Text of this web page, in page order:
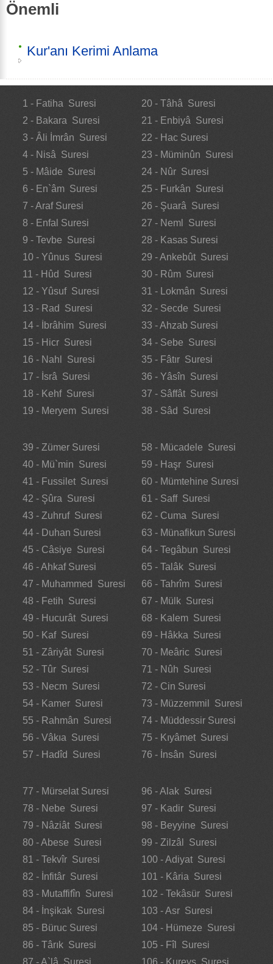
Önemli
Kur'anı Kerimi Anlama
1 - Fatiha Suresi
2 - Bakara Suresi
3 - Âli İmrân Suresi
4 - Nisâ Suresi
5 - Mâide Suresi
6 - En`âm Suresi
7 - Araf Suresi
8 - Enfal Suresi
9 - Tevbe Suresi
10 - Yûnus Suresi
11 - Hûd Suresi
12 - Yûsuf Suresi
13 - Rad Suresi
14 - İbrâhim Suresi
15 - Hicr Suresi
16 - Nahl Suresi
17 - İsrâ Suresi
18 - Kehf Suresi
19 - Meryem Suresi
20 - Tâhâ Suresi
21 - Enbiyâ Suresi
22 - Hac Suresi
23 - Müminûn Suresi
24 - Nûr Suresi
25 - Furkân Suresi
26 - Şuarâ Suresi
27 - Neml Suresi
28 - Kasas Suresi
29 - Ankebût Suresi
30 - Rûm Suresi
31 - Lokmân Suresi
32 - Secde Suresi
33 - Ahzab Suresi
34 - Sebe Suresi
35 - Fâtır Suresi
36 - Yâsîn Suresi
37 - Sâffât Suresi
38 - Sâd Suresi
39 - Zümer Suresi
40 - Mü`min Suresi
41 - Fussilet Suresi
42 - Şûra Suresi
43 - Zuhruf Suresi
44 - Duhan Suresi
45 - Câsiye Suresi
46 - Ahkaf Suresi
47 - Muhammed Suresi
48 - Fetih Suresi
49 - Hucurât Suresi
50 - Kaf Suresi
51 - Zâriyât Suresi
52 - Tûr Suresi
53 - Necm Suresi
54 - Kamer Suresi
55 - Rahmân Suresi
56 - Vâkıa Suresi
57 - Hadîd Suresi
58 - Mücadele Suresi
59 - Haşr Suresi
60 - Mümtehine Suresi
61 - Saff Suresi
62 - Cuma Suresi
63 - Münafikun Suresi
64 - Tegâbun Suresi
65 - Talâk Suresi
66 - Tahrîm Suresi
67 - Mülk Suresi
68 - Kalem Suresi
69 - Hâkka Suresi
70 - Meâric Suresi
71 - Nûh Suresi
72 - Cin Suresi
73 - Müzzemmil Suresi
74 - Müddessir Suresi
75 - Kıyâmet Suresi
76 - İnsân Suresi
77 - Mürselat Suresi
78 - Nebe Suresi
79 - Nâziât Suresi
80 - Abese Suresi
81 - Tekvîr Suresi
82 - İnfitâr Suresi
83 - Mutaffifîn Suresi
84 - İnşikak Suresi
85 - Büruc Suresi
86 - Târık Suresi
87 - A`lâ Suresi
96 - Alak Suresi
97 - Kadir Suresi
98 - Beyyine Suresi
99 - Zilzâl Suresi
100 - Adiyat Suresi
101 - Kâria Suresi
102 - Tekâsür Suresi
103 - Asr Suresi
104 - Hümeze Suresi
105 - Fîl Suresi
106 - Kureyş Suresi